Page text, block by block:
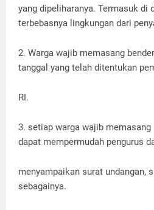
yang dipeliharanya. Termasuk di
terbebasnya lingkungan dari
2. Warga wajib memasang
tanggal yang telah ditentukan
RI.
3. setiap warga wajib
dapat mempermudah pengurus
menyampaikan surat undangan,
sebagainya.